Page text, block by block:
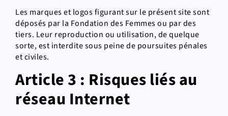
Les marques et logos figurant sur le présent site sont
déposés par la Fondation des Femmes ou par des
tiers. Leur reproduction ou utilisation, de quelque
sorte, est interdite sous peine de poursuites pénales
et civiles.
Article 3 : Risques liés au
réseau Internet